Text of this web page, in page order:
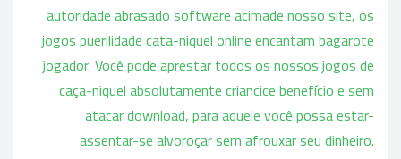
autoridade abrasado software acimade nosso site, os
jogos puerilidade cata-niquel online encantam bagarote
jogador. Você pode aprestar todos os nossos jogos de
caça-niquel absolutamente criancice benefício e sem
atacar download, para aquele você possa estar-
assentar-se alvoroçar sem afrouxar seu dinheiro.